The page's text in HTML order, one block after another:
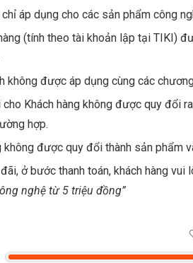
áp dụng cho các sản phẩm công
(tính theo tài khoản lập tại TIKI)
không được áp dụng cùng các
Khách hàng không được quy đổi
hợp.
không được quy đổi thành sản phẩm
ở bước thanh toán, khách hàng vui
nghệ từ 5 triệu đồng”